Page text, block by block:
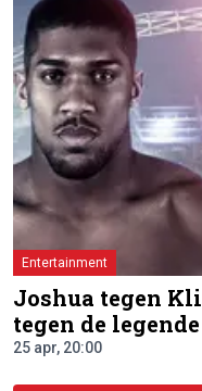
Entertainment
Joshua tegen
tegen de legende
25 apr, 20:00